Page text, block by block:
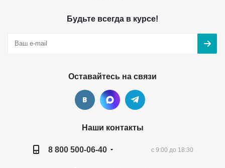
Будьте всегда в курсе!
Оставайтесь на связи
Наши контакты
8 800 500-06-40 с 9:00 до 18:30